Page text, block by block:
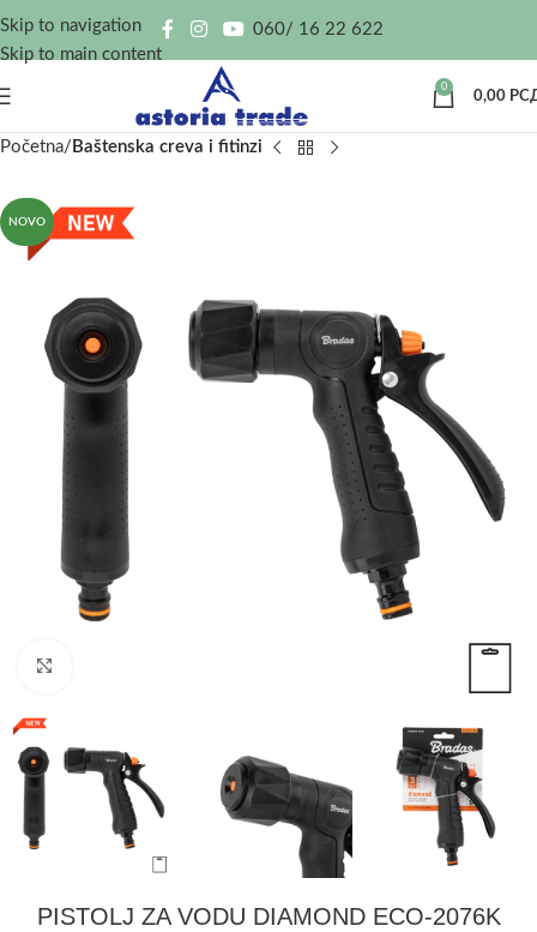
Skip to navigation
Skip to main content
060/ 16 22 622
0
0,00
Početna Baštenska creva i fitinzi
NOVO
PISTOLJ ZA VODU DIAMOND ECO-2076K